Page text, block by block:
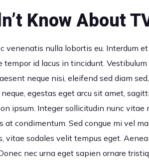
Know About
venenatis nulla lobortis eu. Interdum
tempor id lacus in tincidunt.
neque nisi, eleifend sed diam
egestas eget arcu sit amet,
ipsum. Integer sollicitudin nunc vitae
condimentum. Sed congue mi vel
vitae sodales velit tempus eget.
nec urna eget sapien ornare